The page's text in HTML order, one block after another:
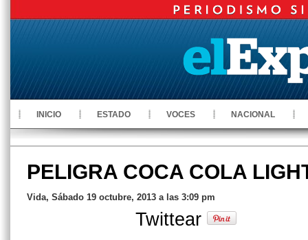
INICIO ESTADO VOCES NACIONAL
PELIGRA COCA COLA
Vida, Sábado 19 octubre, 2013 a las 3:09 pm
Twittear